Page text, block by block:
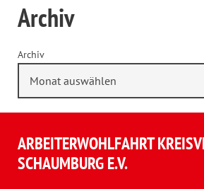
Archiv
Archiv
ARBEITERWOHLFAHRT
SCHAUMBURG E.V.